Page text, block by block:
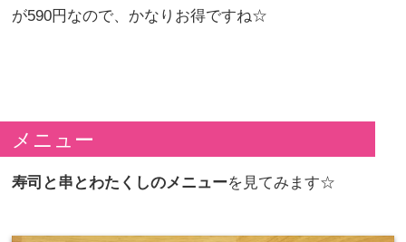
が590円なので、かなりお得ですね☆
メニュー
寿司と串とわたくしのメニューを見てみます☆